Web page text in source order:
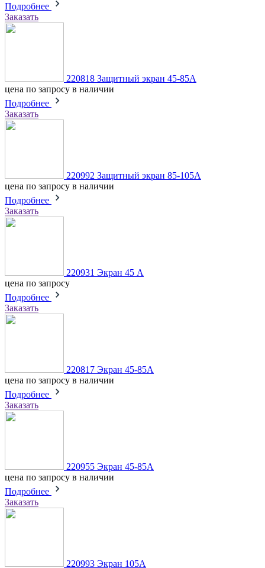
Подробнее
Заказать
220818 Защитный экран 45-85А
цена по запросу в наличии
Подробнее
Заказать
220992 Защитный экран 85-105A
цена по запросу в наличии
Подробнее
Заказать
220931 Экран 45 А
цена по запросу
Подробнее
Заказать
220817 Экран 45-85А
цена по запросу в наличии
Подробнее
Заказать
220955 Экран 45-85А
цена по запросу в наличии
Подробнее
Заказать
220993 Экран 105А